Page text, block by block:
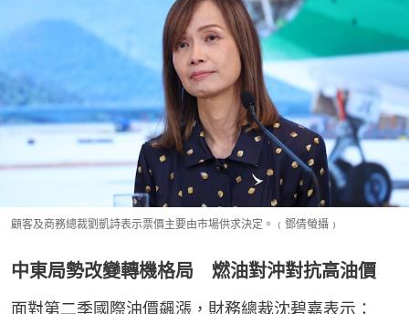
顧客及商務總裁劉凱詩表示票價主要由市場供求決定。﹙鄧倩螢攝﹚
中東局勢改變轉機格局 燃油對沖對抗高油價
面對第二季國際油價飆漲，財務總裁沈碧嘉表示：